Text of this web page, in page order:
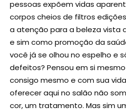
pessoas expõem vidas
corpos cheios de filtros
a atenção para a beleza vista
e sim como promoção da
você já se olhou no espelho e
defeitos? Pensou em si
consigo mesmo e com sua
oferecer aqui no salão não
cor, um tratamento. Mas sim